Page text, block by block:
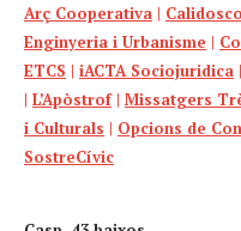
Arç Cooperativa |
Enginyeria i Urbanisme |
ETCS | iACTA Sociojuridica |
| L’Apòstrof| Missatgers
i Culturals | Opcions de
SostreCívic